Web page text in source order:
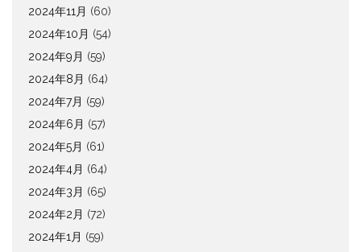
2024年11月 (60)
2024年10月 (54)
2024年9月 (59)
2024年8月 (64)
2024年7月 (59)
2024年6月 (57)
2024年5月 (61)
2024年4月 (64)
2024年3月 (65)
2024年2月 (72)
2024年1月 (59)